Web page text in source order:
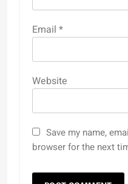
Email *
Website
Save my name,
browser for the next